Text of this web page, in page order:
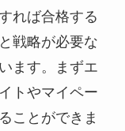
れば合格する
戦略が必要な
ます。まずエ
トやマイペー
ことができま